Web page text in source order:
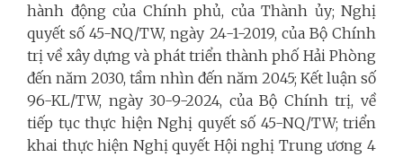
hành động của Chính phủ, của Thành ủy; Nghị
quyết số 45-NQ/TW, ngày 24-1-2019, của Bộ Chính
trị về xây dựng và phát triển thành phố Hải Phòng
đến năm 2030, tầm nhìn đến năm 2045; Kết luận số
96-KL/TW, ngày 30-9-2024, của Bộ Chính trị, về
tiếp tục thực hiện Nghị quyết số 45-NQ/TW; triển
khai thực hiện Nghị quyết Hội nghị Trung ương 4